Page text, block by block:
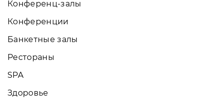
Конференц-залы
Конференции
Банкетные залы
Рестораны
SPA
Здоровье